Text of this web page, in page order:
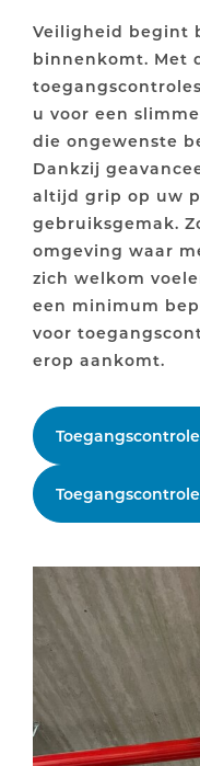
Veiligheid begint
binnenkomt. Met
u voor een
die ongewenste
Dankzij
altijd grip op uw
gebruiksgemak.
omgeving waar
zich welkom
een minimum
voor
erop aankomt.